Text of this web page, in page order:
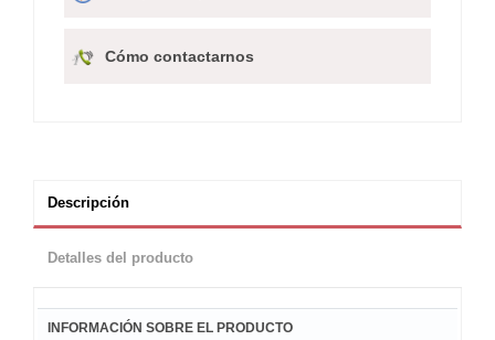
Cómo contactarnos
Descripción
Detalles del producto
INFORMACIÓN SOBRE EL PRODUCTO